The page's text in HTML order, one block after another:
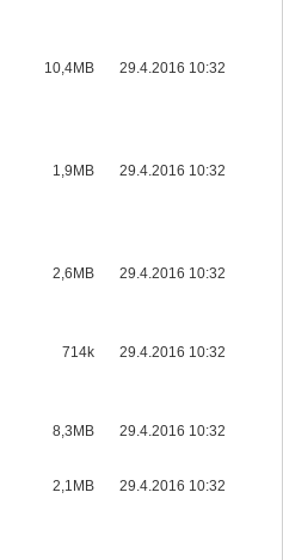
10,4MB 29.4.2016 10:32
1,9MB 29.4.2016 10:32
2,6MB 29.4.2016 10:32
714k 29.4.2016 10:32
8,3MB 29.4.2016 10:32
2,1MB 29.4.2016 10:32